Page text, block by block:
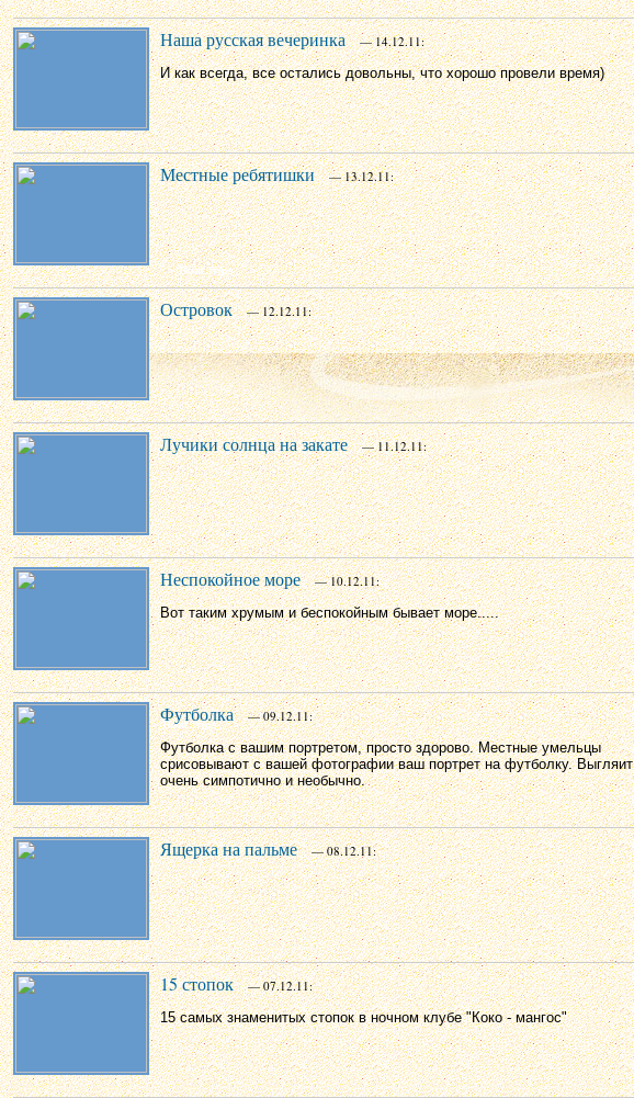
Наша русская вечеринка
— 14.12.11:
И как всегда, все остались довольны, что хорошо провели время)
Местные ребятишки — 13.12.11:
Островок — 12.12.11:
Лучики солнца на закате — 11.12.11:
Неспокойное море
— 10.12.11:
Вот таким хрумым и беспокойным бывает море.....
Футболка
— 09.12.11:
Футболка с вашим портретом, просто здорово. Местные умельцы
срисовывают с вашей фотографии ваш портрет на футболку. Выгляит
очень симпотично и необычно.
Ящерка на пальме — 08.12.11:
15 стопок — 07.12.11:
15 самых знаменитых стопок в ночном клубе "Коко - мангос"